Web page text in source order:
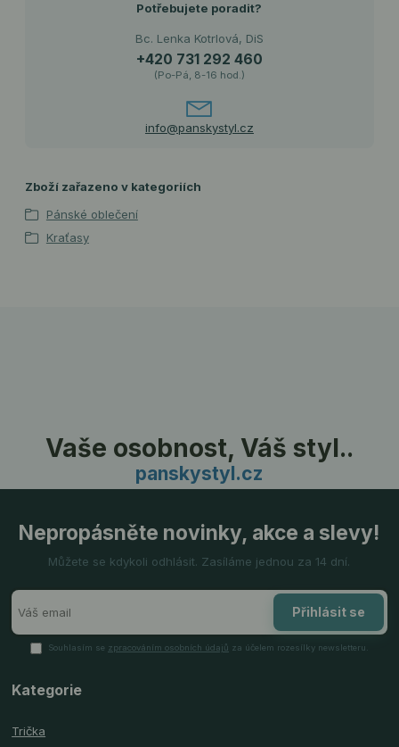
Potřebujete poradit?
Bc. Lenka Kotrlová, DiS
+420 731 292 460
(Po-Pá, 8-16 hod.)
info@panskystyl.cz
Zboží zařazeno v kategoriích
Pánské oblečení
Kraťasy
Vaše osobnost, Váš styl..
panskystyl.cz
Nepropásněte novinky, akce a slevy!
Můžete se kdykoli odhlásit. Zasíláme jednou za 14 dní.
Přihlásit se
Souhlasím se zpracováním osobních údajů za účelem rozesílky newsletteru.
Kategorie
Trička